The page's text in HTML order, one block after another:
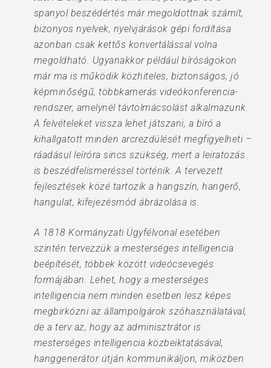
spanyol beszédértés már megoldottnak számít,
bizonyos nyelvek, nyelvjárások gépi fordítása
azonban csak kettős konvertálással volna
megoldható. Ugyanakkor például bíróságokon
már ma is működik közhiteles, biztonságos, jó
képminőségű, többkamerás videókonferencia-
rendszer, amelynél távtolmácsolást alkalmazunk.
A felvételeket vissza lehet játszani, a bíró a
kihallgatott minden arcrezdülését megfigyelheti –
ráadásul leíróra sincs szükség, mert a leiratozás
is beszédfelismeréssel történik. A tervezett
fejlesztések közé tartozik a hangszín, hangerő,
hangulat, kifejezésmód ábrázolása is.
A 1818 Kormányzati Ügyfélvonal esetében
szintén tervezzük a mesterséges intelligencia
beépítését, többek között videócsevegés
formájában. Lehet, hogy a mesterséges
intelligencia nem minden esetben lesz képes
megbirkózni az állampolgárok szóhasználatával,
de a terv az, hogy az adminisztrátor is
mesterséges intelligencia közbeiktatásával,
hanggenerátor útján kommunikáljon, miközben